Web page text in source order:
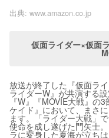
出典: www.amazon.co.jp
仮面ライダー×仮面
放送が終了した『仮面ラ
ライダーW』が共演する
『W』『MOVIE大戦』の
ケイド』において、まさ
ます。「ライダー大戦」
使命を成し遂げた門矢士
ラに変身した夏海が立ち